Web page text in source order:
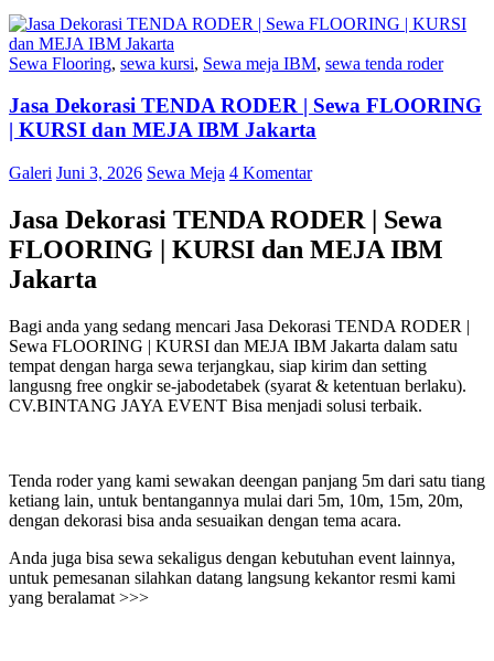
Sewa Flooring, sewa kursi, Sewa meja IBM, sewa tenda roder
Jasa Dekorasi TENDA RODER | Sewa FLOORING
| KURSI dan MEJA IBM Jakarta
Galeri Juni 3, 2026 Sewa Meja 4 Komentar
Jasa Dekorasi TENDA RODER | Sewa
FLOORING | KURSI dan MEJA IBM
Jakarta
Bagi anda yang sedang mencari Jasa Dekorasi TENDA RODER |
Sewa FLOORING | KURSI dan MEJA IBM Jakarta dalam satu
tempat dengan harga sewa terjangkau, siap kirim dan setting
langusng free ongkir se-jabodetabek (syarat & ketentuan berlaku).
CV.BINTANG JAYA EVENT Bisa menjadi solusi terbaik.
Tenda roder yang kami sewakan deengan panjang 5m dari satu tiang
ketiang lain, untuk bentangannya mulai dari 5m, 10m, 15m, 20m,
dengan dekorasi bisa anda sesuaikan dengan tema acara.
Anda juga bisa sewa sekaligus dengan kebutuhan event lainnya,
untuk pemesanan silahkan datang langsung kekantor resmi kami
yang beralamat >>>